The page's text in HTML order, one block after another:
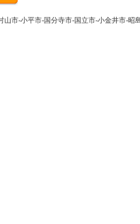
市-小平市-国分寺市-国立市-小金井市-昭